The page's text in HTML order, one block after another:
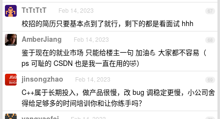
67
TtTtTtT Feb 14, 2023
校招的简历只要基本点到了就行，剩下的都是看面试 hhh
68
AmberJiang Feb 14, 2023
鉴于现在的就业市场 只能给楼主一句 加油💪 大家都不容易（
ps 可耻的 CSDN 也是我一直在用的🤣）
69
jinsongzhao Feb 14, 2023
C++属于长期投入，做产品很慢，改 bug 调稳定更慢，小公司舍
得给足够多的时间培训你和让你练手吗？